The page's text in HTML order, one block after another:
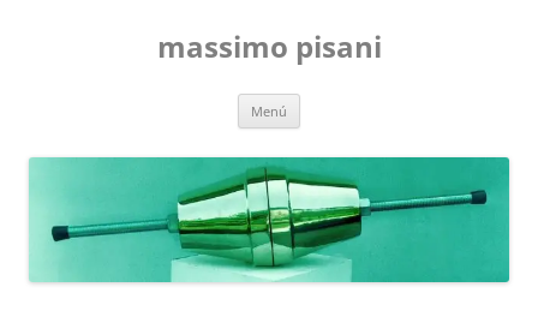
massimo pisani
Menú